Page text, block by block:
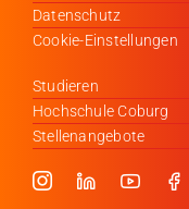
Datenschutz
Cookie-Einstellungen
Studieren
Hochschule Coburg
Stellenangebote